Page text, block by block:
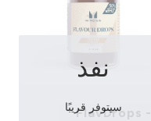
™FlavDrops -
نفذ
سيتوفر قريبًا